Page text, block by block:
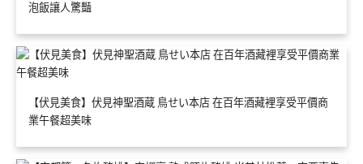
泡飯讓人驚豔
【伏見美食】伏見神聖酒蔵 鳥せい本店 在百年酒藏裡享受平價商
業午餐超美味